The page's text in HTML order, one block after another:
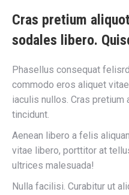
Cras pretium
sodales libero.
Phasellus consequat
commodo eros aliquet
iaculis nullos. Cras pretium
tincidunt.
Aenean libero a felis
vitae libero, porttitor at
ultrices malesuada!
Nulla facilisi. Curabitur ut